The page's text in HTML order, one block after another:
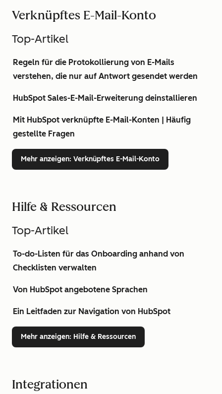
Verknüpftes E-Mail-Konto
Top-Artikel
Regeln für die Protokollierung von E-Mails
verstehen, die nur auf Antwort gesendet werden
HubSpot Sales-E-Mail-Erweiterung deinstallieren
Mit HubSpot verknüpfte E-Mail-Konten | Häufig
gestellte Fragen
Mehr anzeigen: Verknüpftes E-Mail-Konto
Hilfe & Ressourcen
Top-Artikel
To-do-Listen für das Onboarding anhand von
Checklisten verwalten
Von HubSpot angebotene Sprachen
Ein Leitfaden zur Navigation von HubSpot
Mehr anzeigen: Hilfe & Ressourcen
Integrationen